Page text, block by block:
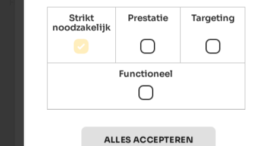
Strikt
noodzakelijk
Prestatie Targeting
Functioneel
ALLES ACCEPTEREN